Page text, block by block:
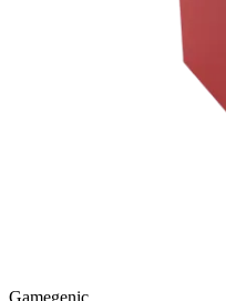
Gamegenic